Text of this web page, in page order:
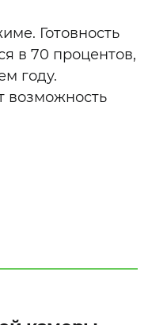
Готовность
в 70 процентов,
году.
возможность